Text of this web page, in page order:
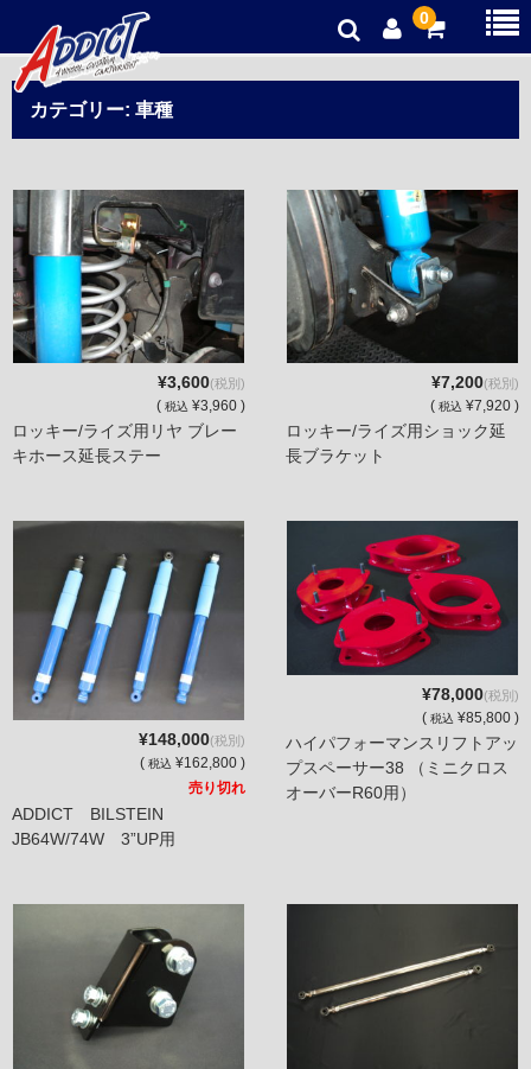
0
オリジナルパーツ
新品パーツ
中古パーツ
お得商品
ご利用ガイド
プライバシーポリシー
カテゴリー: 車種
¥3,600(税別)
( 税込 ¥3,960 )
ロッキー/ライズ用リヤ ブレー
キホース延長ステー
¥7,200(税別)
( 税込 ¥7,920 )
ロッキー/ライズ用ショック延
長ブラケット
¥148,000(税別)
( 税込 ¥162,800 )
売り切れ
ADDICT BILSTEIN
JB64W/74W 3”UP用
¥78,000(税別)
( 税込 ¥85,800 )
ハイパフォーマンスリフトアッ
プスペーサー38 （ミニクロス
オーバーR60用）